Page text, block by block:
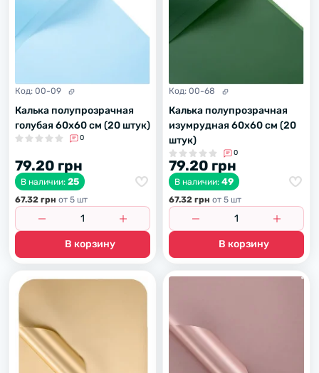
Код: 00-09
Калька полупрозрачная
голубая 60х60 см (20 штук)
0
79.20 грн
В наличии: 25
67.32 грн от 5 шт
В корзину
Код: 00-68
Калька полупрозрачная
изумрудная 60х60 см (20
штук)
0
79.20 грн
В наличии: 49
67.32 грн от 5 шт
В корзину